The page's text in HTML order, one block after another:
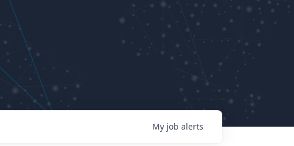
My job alerts